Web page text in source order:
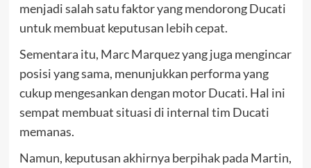
menjadi salah satu faktor yang mendorong Ducati
untuk membuat keputusan lebih cepat.
Sementara itu, Marc Marquez yang juga mengincar
posisi yang sama, menunjukkan performa yang
cukup mengesankan dengan motor Ducati. Hal ini
sempat membuat situasi di internal tim Ducati
memanas.
Namun, keputusan akhirnya berpihak pada Martin,